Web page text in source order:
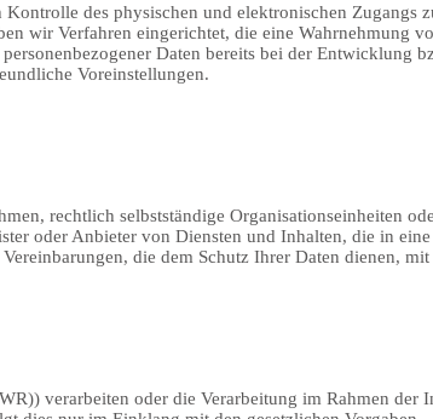
des physischen und elektronischen Zugangs
wir Verfahren eingerichtet, die eine Wahrnehmung
Daten bereits bei der Entwicklung
Voreinstellungen.
rechtlich selbstständige Organisationseinheiten
oder Anbieter von Diensten und Inhalten, die in
die dem Schutz Ihrer Daten dienen,
verarbeiten oder die Verarbeitung im Rahmen der